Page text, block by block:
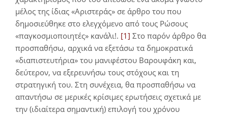
μέλος της ίδιας «Αριστεράς» σε άρθρο του που
δημοσιεύθηκε στο ελεγχόμενο από τους Ρώσους
«παγκοσμιοποιητές» κανάλι!. [1] Στο παρόν άρθρο θα
προσπαθήσω, αρχικά να εξετάσω τα δημοκρατικά
«διαπιστευτήρια» του μανιφέστου Βαρουφάκη και,
δεύτερον, να εξερευνήσω τους στόχους και τη
στρατηγική του. Στη συνέχεια, θα προσπαθήσω να
απαντήσω σε μερικές κρίσιμες ερωτήσεις σχετικά με
την (ιδιαίτερα σημαντική) επιλογή του χρόνου